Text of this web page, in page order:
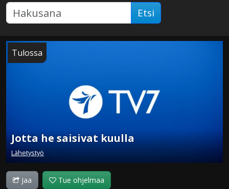
Etsi
Tulossa
Jotta he saisivat kuulla
Lähetystyö
Jaa Tue ohjelmaa